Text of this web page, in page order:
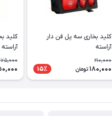
کلید بخاری سه پل فن دار
آراسته
210,000
180,000 تومان 15٪
کلید
آراسته